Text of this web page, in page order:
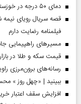
دمای ۵۰ درجه در خوزستان | احتمال بارش‌های سیل‌آسا در ۳ استان
قصه سریال رویای
فیلمنامه رضایت دارم
مسیر‌های راهپیمایی
قیمت سکه و طلا در بازار آزاد در
رسانه‌های برون‌مرزی
ببینید | «چهل روز »
افزایش سقف اعتبار